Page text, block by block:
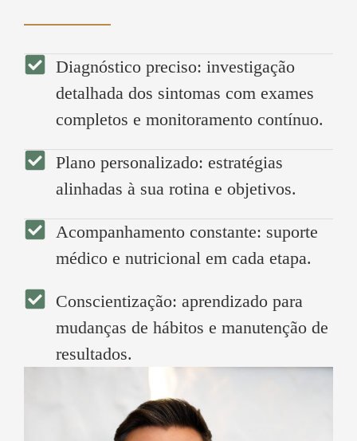
Diagnóstico preciso: investigação
detalhada dos sintomas com exames
completos e monitoramento contínuo.
Plano personalizado: estratégias
alinhadas à sua rotina e objetivos.
Acompanhamento constante: suporte
médico e nutricional em cada etapa.
Conscientização: aprendizado para
mudanças de hábitos e manutenção de
resultados.